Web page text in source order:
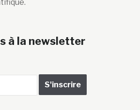
à la newsletter